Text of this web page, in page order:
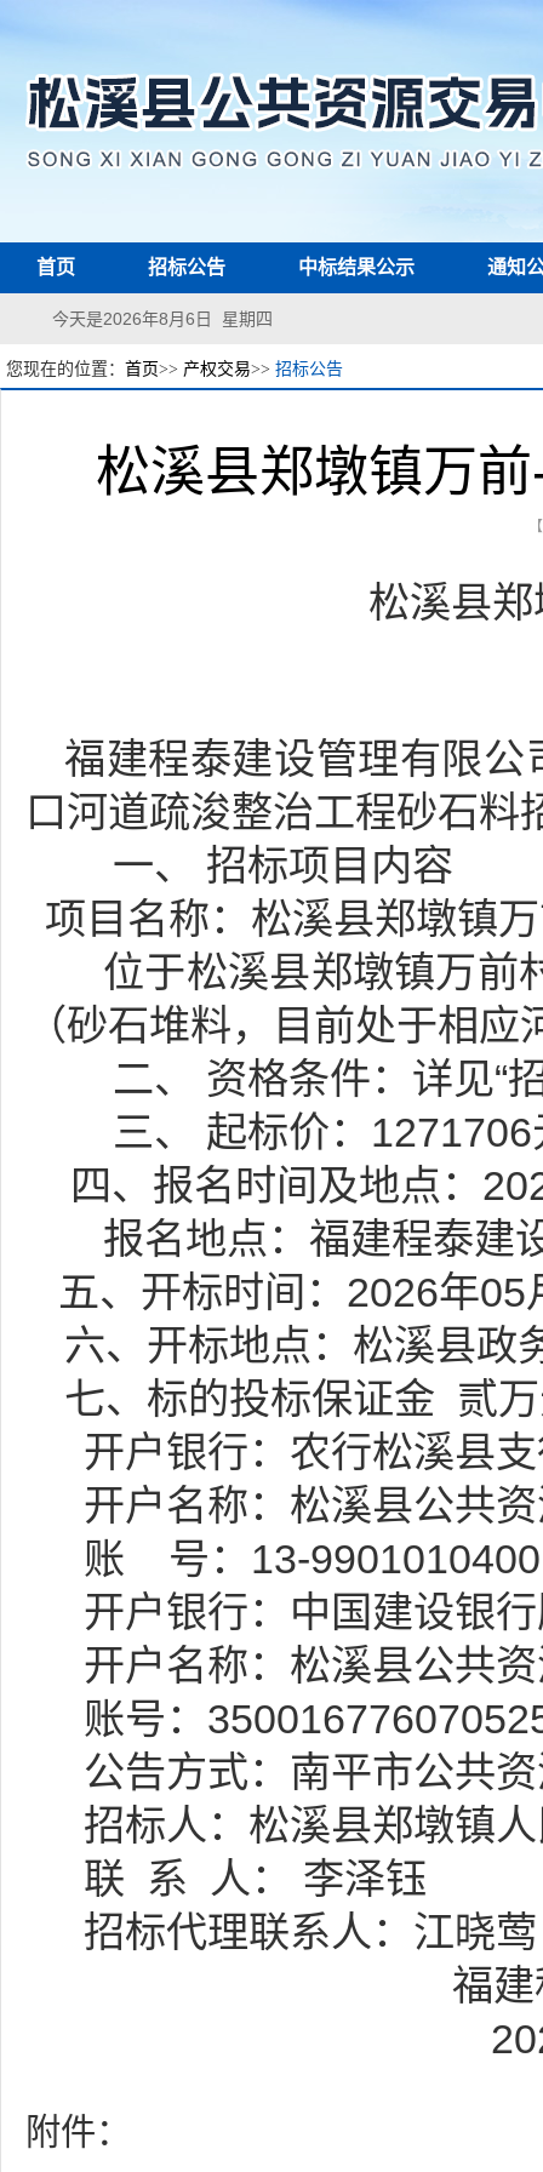
首页 招标公告 中标结果公示 通知
今天是2026年8月6日 星期四
您现在的位置： 首页>> 产权交易>> 招标公告
松溪县郑墩镇万
松溪县
福建程泰建设管理有限公
口河道疏浚整治工程砂石
一、 招标项目内容
项目名称： 松溪县郑墩镇
位于松溪县郑墩镇万前
（砂石堆料，目前处于相应
二、 资格条件：详见“
三、 起标价： 1271706
四、报名时间及地点：
报名地点：福建程泰建
五、开标时间： 2026年05
六、开标地点： 松溪县政
七、标的投标保证金 贰
开户银行：农行松溪县
开户名称：松溪县公共
账
号： 13-
开户银行：中国建设银
开户名称：松溪县公共
账号：
公告方式： 南平市公共
招标人： 松溪县郑墩镇
联 系 人：
李泽钰
招标代理联系人：江晓莺
福
附件：